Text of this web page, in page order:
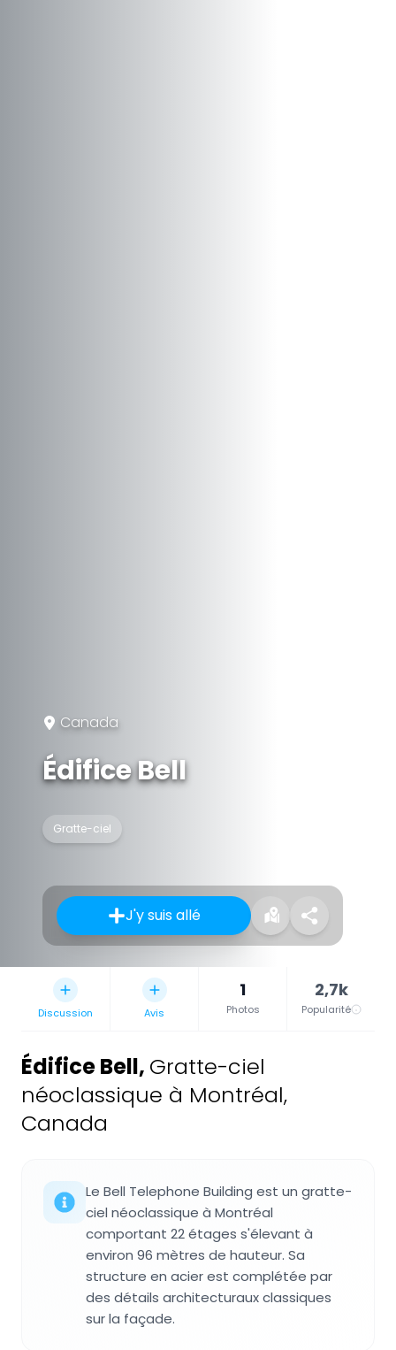
Canada
Édifice Bell
Gratte-ciel
J'y suis allé
Discussion Avis
1
Photos
2,7k
Popularité
Édifice Bell, Gratte-ciel
néoclassique à Montréal,
Canada
Le Bell Telephone Building est un gratte-
ciel néoclassique à Montréal
comportant 22 étages s'élevant à
environ 96 mètres de hauteur. Sa
structure en acier est complétée par
des détails architecturaux classiques
sur la façade.